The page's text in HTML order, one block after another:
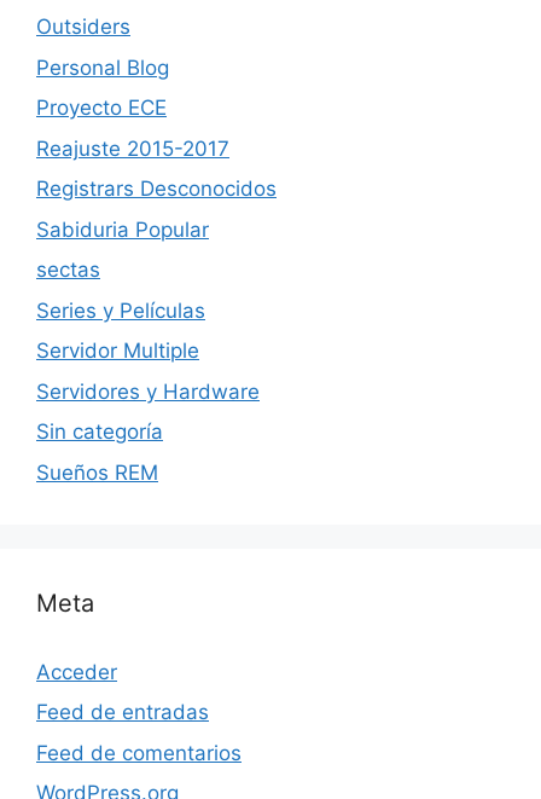
Outsiders
Personal Blog
Proyecto ECE
Reajuste 2015-2017
Registrars Desconocidos
Sabiduria Popular
sectas
Series y Películas
Servidor Multiple
Servidores y Hardware
Sin categoría
Sueños REM
Meta
Acceder
Feed de entradas
Feed de comentarios
WordPress.org